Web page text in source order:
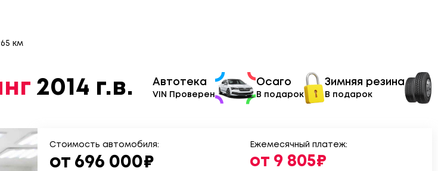
км
2014 г.в. Автотека
VIN Проверен
Осаго
В подарок
Зимняя резина
В подарок
Стоимость автомобиля:
от 696 000₽
Ежемесячный платеж:
от 9 805₽